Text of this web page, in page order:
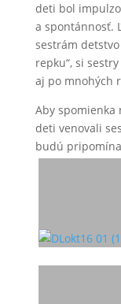
deti bol
a spontánnosť.
sestrám
repku“, si
aj po mnohých
Aby spomienka
deti venovali
budú